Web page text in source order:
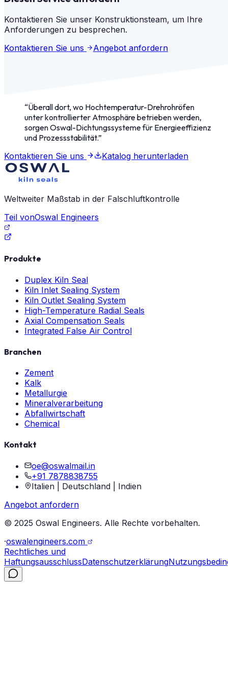
Anpassungen während der Betriebsdauer oder keine
Maßnahmen bei planmäßiger Leistung).
nicht-invasiv. Detaillierte Verschleißteilmessungen, die
einen direkten Zugang erfordern, werden üblicherweise
jedoch nicht in jedem Inspektionszyklus zwingend
Kontaktieren Sie unser Konstruktionsteam, um Ihre
Anforderungen zu besprechen.
Kontaktieren Sie uns
Angebot anfordern
“Überall dort, wo Hochtemperatur-Drehrohröfen
unter kontrollierter Atmosphäre betrieben werden,
sorgen Oswal-Dichtungssysteme für Energieeffizienz
und Prozessstabilität.”
Kontaktieren Sie uns
Katalog herunterladen
Weltweiter Maßstab in der Falschluftkontrolle
Teil vonOswal Engineers
Produkte
Duplex Kiln Seal
Kiln Inlet Sealing System
Kiln Outlet Sealing System
High-Temperature Radial Seals
Axial Compensation Seals
Integrated False Air Control
Branchen
Zement
Kalk
Metallurgie
Mineralverarbeitung
Abfallwirtschaft
Chemical
Kontakt
oe@oswalmail.in
+91 7878838755
Italien | Deutschland | Indien
Angebot anfordern
© 2025 Oswal Engineers. Alle Rechte vorbehalten.
·oswalengineers.com
Rechtliches und
HaftungsausschlussDatenschutzerklärung